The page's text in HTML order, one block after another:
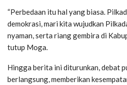
“Perbedaan itu hal yang biasa.
demokrasi, mari kita wujudkan
nyaman, serta riang gembira di
tutup Moga.
Hingga berita ini diturunkan, debat
berlangsung, memberikan